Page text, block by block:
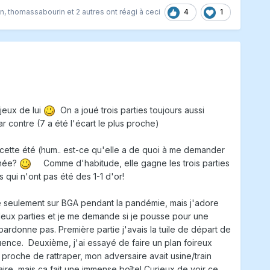
,thomassabourin et 2 autres ont réagi à ceci 4 1
de lui
On a joué trois parties toujours aussi
contre (7 a été l'écart le plus proche)
été (hum.. est-ce qu'elle a de quoi à me demander
Comme d'habitude, elle gagne les trois parties
qui n'ont pas été des 1-1 d'or!
sur BGA pendant la pandémie, mais j'adore
parties et je me demande si je pousse pour une
pas. Première partie j'avais la tuile de départ de
Deuxième, j'ai essayé de faire un plan foireux
de rattraper, mon adversaire avait usine/train